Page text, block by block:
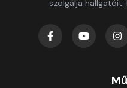
szolgálja